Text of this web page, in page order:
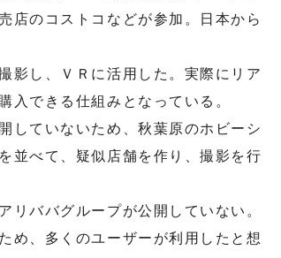
店のコストコなどが参加。日本から
影し、ＶＲに活用した。実際にリア
入できる仕組みとなっている。
していないため、秋葉原のホビーシ
並べて、疑似店舗を作り、撮影を行
ババグループが公開していない。
め、多くのユーザーが利用したと想